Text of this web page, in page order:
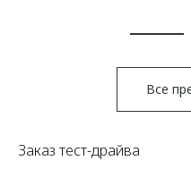
Все
Заказ тест-драйва